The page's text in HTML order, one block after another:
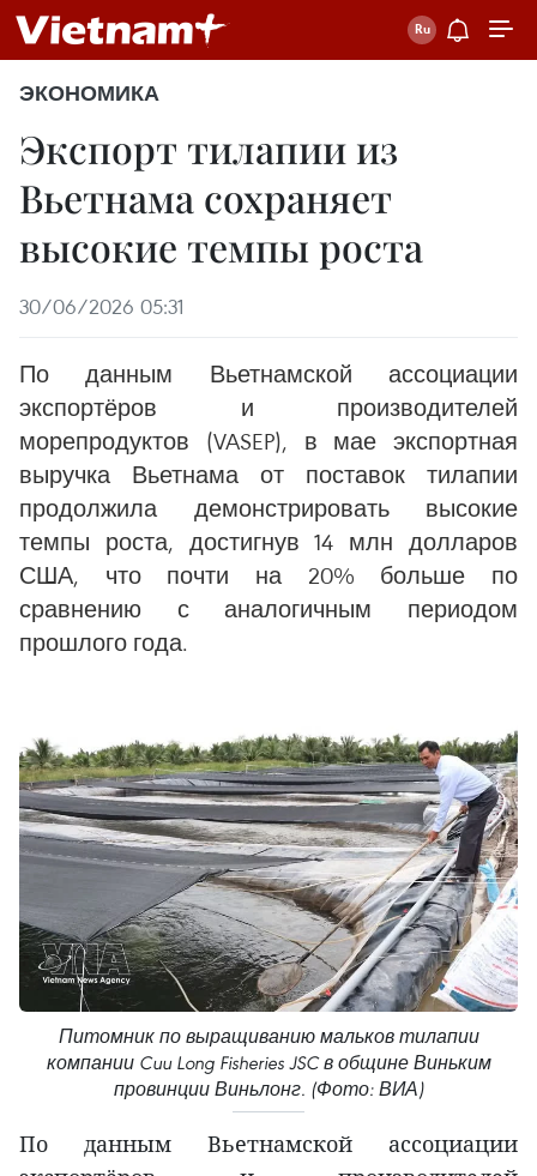
ЭКОНОМИКА
Экспорт тилапии из
Вьетнама сохраняет
высокие темпы роста
30/06/2026 05:31
По данным Вьетнамской ассоциации
экспортёров и производителей
морепродуктов (VASEP), в мае экспортная
выручка Вьетнама от поставок тилапии
продолжила демонстрировать высокие
темпы роста, достигнув 14 млн долларов
США, что почти на 20% больше по
сравнению с аналогичным периодом
прошлого года.
Питомник по выращиванию мальков тилапии
компании Cuu Long Fisheries JSC в общине Виньким
провинции Виньлонг. (Фото: ВИА)
По данным Вьетнамской ассоциации